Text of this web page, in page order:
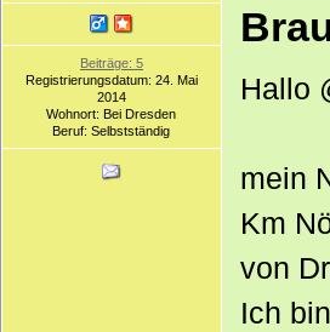
Beiträge: 5
Registrierungsdatum: 24. Mai
2014
Wohnort: Bei Dresden
Beruf: Selbstständig
Hallo
mein
Km
von
Ich